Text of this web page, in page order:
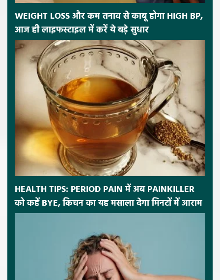
WEIGHT LOSS और कम तनाव से काबू होगा HIGH BP,
आज ही लाइफस्टाइल में करें ये बड़े सुधार
HEALTH TIPS: PERIOD PAIN में अब PAINKILLER
को कहें BYE, किचन का यह मसाला देगा मिनटों में आराम